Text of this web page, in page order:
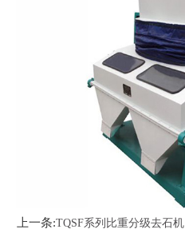
上一条:TQSF系列比重分级去石机